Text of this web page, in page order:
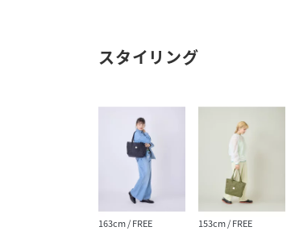
スタイリング
163cm / FREE 153cm / FREE